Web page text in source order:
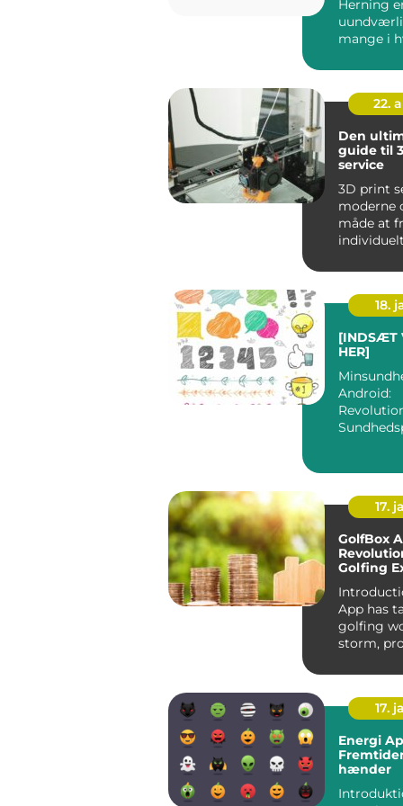
Herning
mange i
ude,...
22.
Den
guide til
service
3D print
moderne
måde at
18.
[INDSÆT
HER]
Android:
17.
GolfBox
Golfing
App has
golfing
storm,
friend...
17.
Energi
hænder